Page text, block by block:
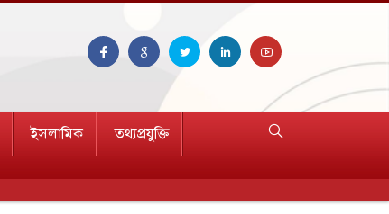
ইসলামিক তথ্যপ্রযুক্তি